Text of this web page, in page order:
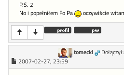
P.S. 2
No i popełniłem Fo Pa
oczywiście
tomecki
2007-02-27, 23:59